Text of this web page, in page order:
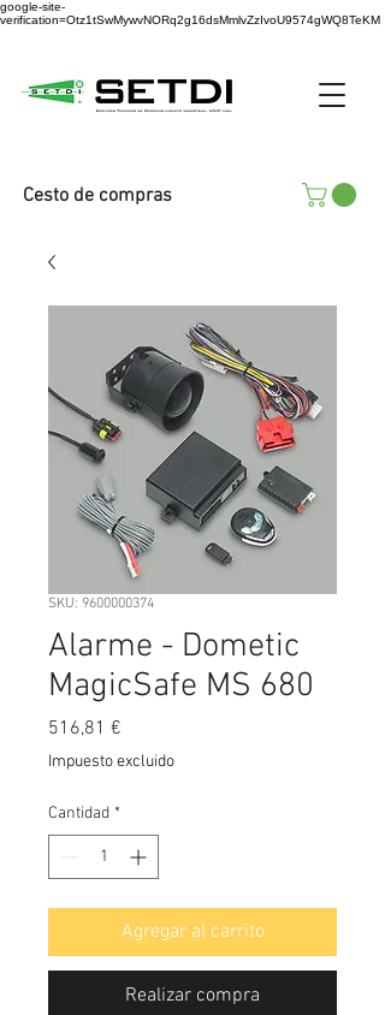
google-site-
verification=Otz1tSwMywvNORq2g16dsMmlvZzIvoU9574gWQ8TeKM
Cesto de compras
SKU: 9600000374
Alarme - Dometic
MagicSafe MS 680
516,81 €
Impuesto excluido
Cantidad *
Agregar al carrito
Realizar compra